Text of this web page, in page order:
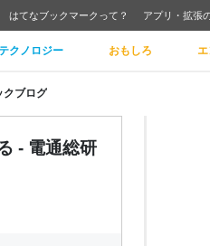
はてなブックマークって？ アプリ・拡張
クノロジー おもしろ エ
クブログ
- 電通総研